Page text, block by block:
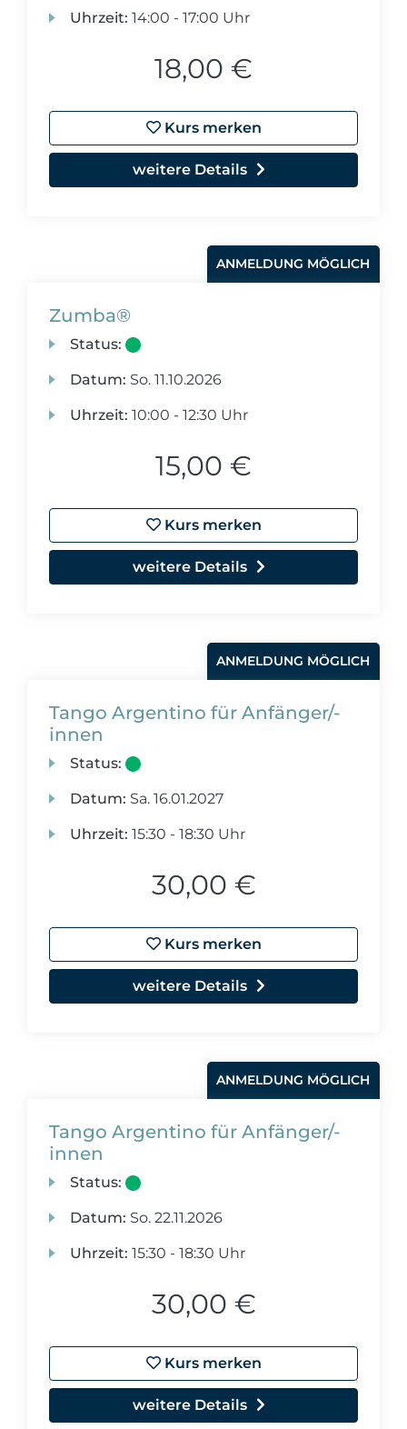
Uhrzeit: 14:00 - 17:00 Uhr
18,00 €
Kurs merken
weitere Details
ANMELDUNG MÖGLICH
Zumba®
Status:
Datum: So. 11.10.2026
Uhrzeit: 10:00 - 12:30 Uhr
15,00 €
Kurs merken
weitere Details
ANMELDUNG MÖGLICH
Tango Argentino für Anfänger/-
innen
Status:
Datum: Sa. 16.01.2027
Uhrzeit: 15:30 - 18:30 Uhr
30,00 €
Kurs merken
weitere Details
ANMELDUNG MÖGLICH
Tango Argentino für Anfänger/-
innen
Status:
Datum: So. 22.11.2026
Uhrzeit: 15:30 - 18:30 Uhr
30,00 €
Kurs merken
weitere Details